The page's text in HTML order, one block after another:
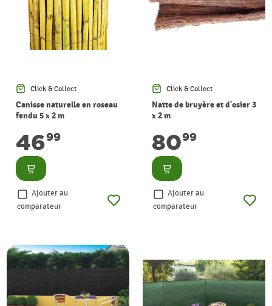
Click & Collect
Canisse naturelle en roseau
fendu 5 x 2 m
4699
Consulter
Ajouter au
comparateur
Click & Collect
Natte de bruyère et d'osier 3
x 2 m
8099
Consulter
Ajouter au
comparateur